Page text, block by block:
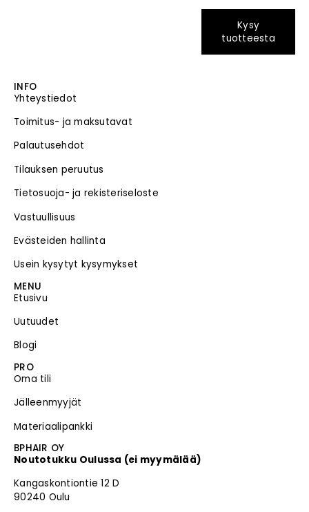
Kysy
tuotteesta
INFO
Yhteystiedot
Toimitus- ja maksutavat
Palautusehdot
Tilauksen peruutus
Tietosuoja- ja rekisteriseloste
Vastuullisuus
Evästeiden hallinta
Usein kysytyt kysymykset
MENU
Etusivu
Uutuudet
Blogi
PRO
Oma tili
Jälleenmyyjät
Materiaalipankki
BPHAIR OY
Noutotukku Oulussa (ei myymälää)
Kangaskontiontie 12 D
90240 Oulu